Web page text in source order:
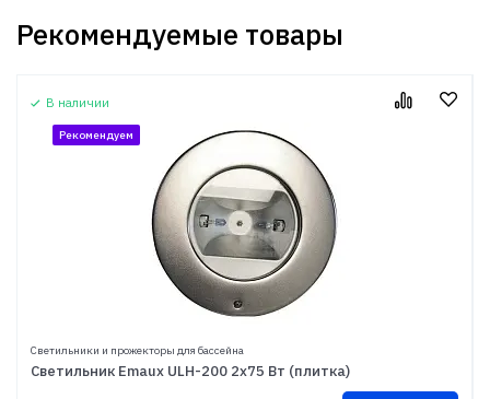
Рекомендуемые товары
В наличии
Рекомендуем
Светильники и прожекторы для бассейна
Светильник Emaux ULH-200 2х75 Вт (плитка)